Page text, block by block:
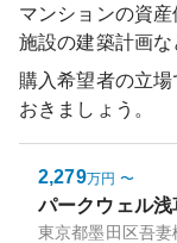
マンションの資
施設の建築計画な
購入希望者の立
おきましょう。
2,279万円 〜
パークウェル浅
東京都墨田区吾妻